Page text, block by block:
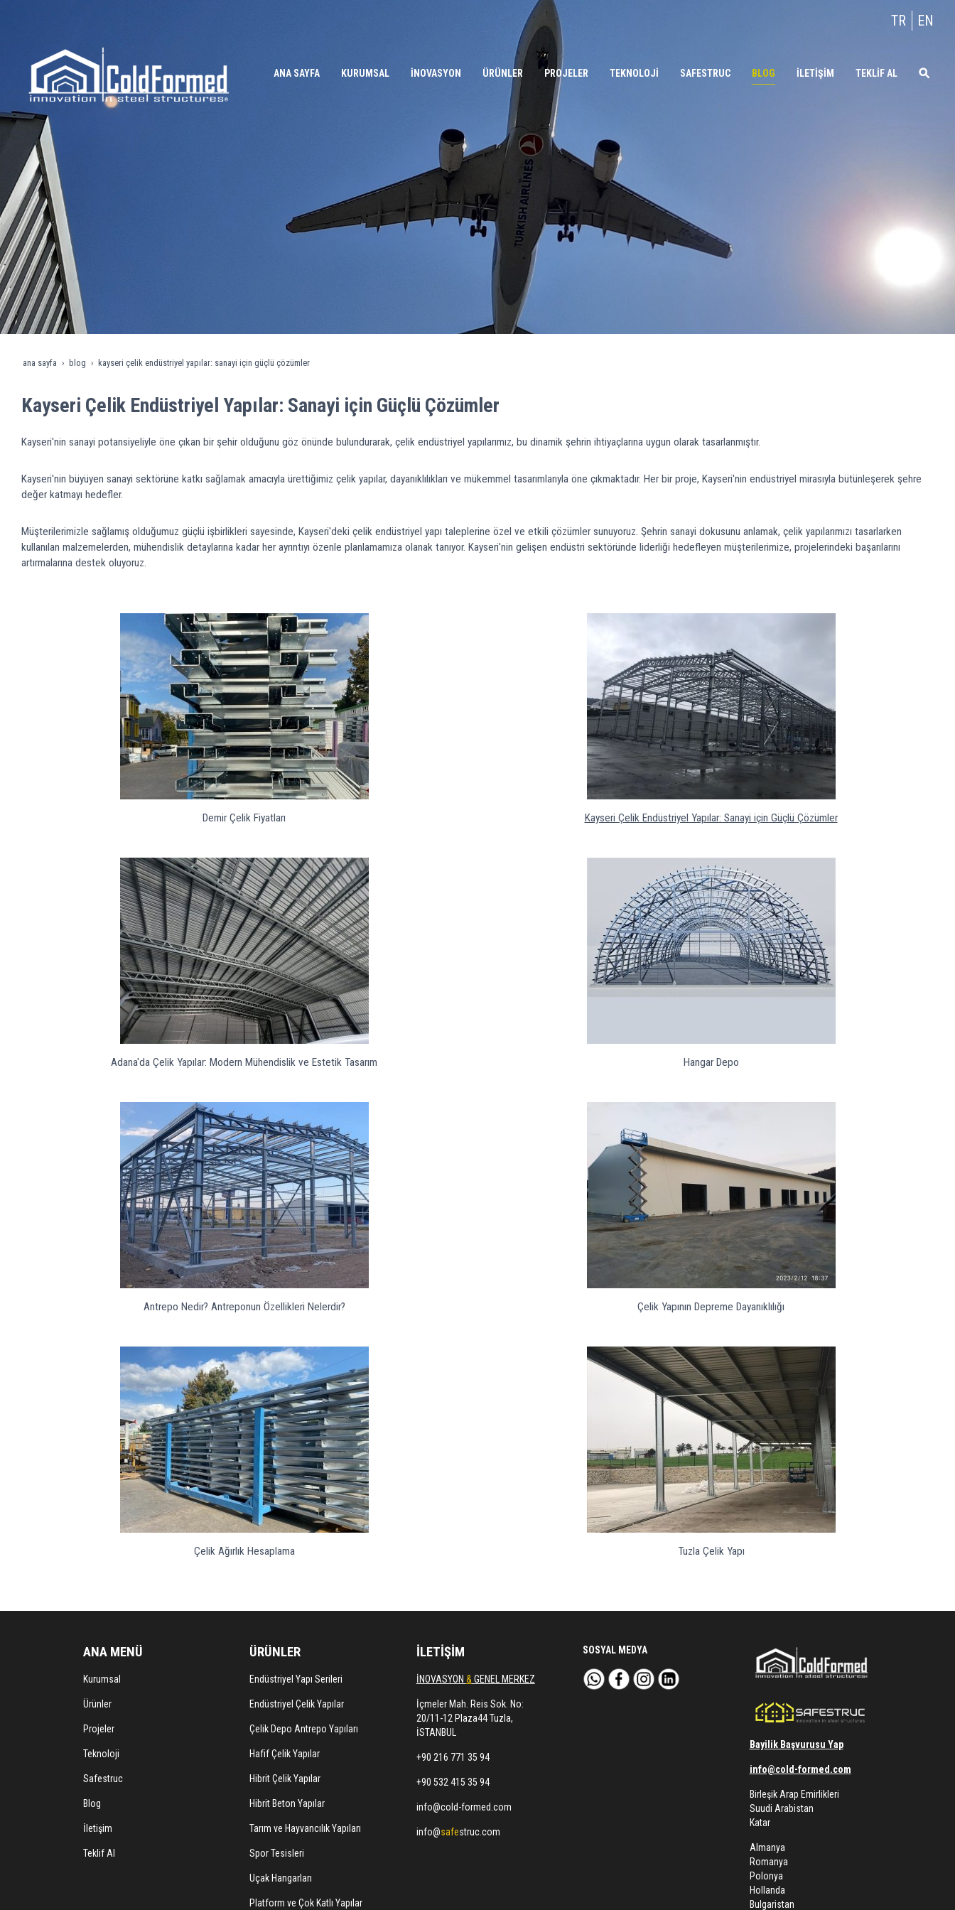
TR EN
ANA SAYFA KURUMSAL İNOVASYON ÜRÜNLER PROJELER TEKNOLOJİ SAFESTRUC BLOG İLETİŞİM TEKLİF AL
ana sayfa blog kayseri çelik endüstriyel yapılar: sanayi için güçlü çözümler
Kayseri Çelik Endüstriyel Yapılar: Sanayi için Güçlü Çözümler
Kayseri'nin sanayi potansiyeliyle öne çıkan bir şehir olduğunu göz önünde bulundurarak, çelik endüstriyel yapılarımız, bu dinamik şehrin ihtiyaçlarına uygun olarak tasarlanmıştır.
Kayseri'nin büyüyen sanayi sektörüne katkı sağlamak amacıyla ürettiğimiz çelik yapılar, dayanıklılıkları ve mükemmel tasarımlarıyla öne çıkmaktadır. Her bir proje, Kayseri'nin endüstriyel mirasıyla bütünleşerek şehre
değer katmayı hedefler.
Müşterilerimizle sağlamış olduğumuz güçlü işbirlikleri sayesinde, Kayseri'deki çelik endüstriyel yapı taleplerine özel ve etkili çözümler sunuyoruz. Şehrin sanayi dokusunu anlamak, çelik yapılarımızı tasarlarken
kullanılan malzemelerden, mühendislik detaylarına kadar her ayrıntıyı özenle planlamamıza olanak tanıyor. Kayseri'nin gelişen endüstri sektöründe liderliği hedefleyen müşterilerimize, projelerindeki başarılarını
artırmalarına destek oluyoruz.
Demir Çelik Fiyatları Kayseri Çelik Endüstriyel Yapılar: Sanayi için Güçlü Çözümler
Adana'da Çelik Yapılar: Modern Mühendislik ve Estetik Tasarım Hangar Depo
Antrepo Nedir? Antreponun Özellikleri Nelerdir? Çelik Yapının Depreme Dayanıklılığı
Çelik Ağırlık Hesaplama Tuzla Çelik Yapı
ANA MENÜ
Kurumsal
Ürünler
Projeler
Teknoloji
Safestruc
Blog
İletişim
Teklif Al
ÜRÜNLER
Endüstriyel Yapı Serileri
Endüstriyel Çelik Yapılar
Çelik Depo Antrepo Yapıları
Hafif Çelik Yapılar
Hibrit Çelik Yapılar
Hibrit Beton Yapılar
Tarım ve Hayvancılık Yapıları
Spor Tesisleri
Uçak Hangarları
Platform ve Çok Katlı Yapılar
İLETİŞİM
İNOVASYON &GENEL MERKEZ
İçmeler Mah. Reis Sok. No:
20/11-12 Plaza44 Tuzla,
İSTANBUL
+90 216 771 35 94
+90 532 415 35 94
info@cold-formed.com
info@safestruc.com
SOSYAL MEDYA
Bayilik Başvurusu Yap
info@cold-formed.com
Birleşik Arap Emirlikleri
Suudi Arabistan
Katar
Almanya
Romanya
Polonya
Hollanda
Bulgaristan